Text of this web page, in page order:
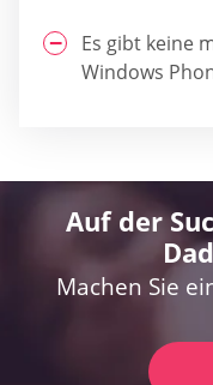
Es gibt keine
Windows
Auf der
Machen Sie